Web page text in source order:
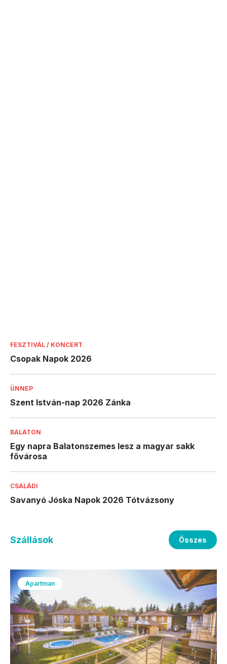
FESZTIVÁL / KONCERT
Csopak Napok 2026
ÜNNEP
Szent István-nap 2026 Zánka
BALATON
Egy napra Balatonszemes lesz a magyar sakk
fővárosa
CSALÁDI
Savanyó Jóska Napok 2026 Tótvázsony
Szállások Összes
Apartman